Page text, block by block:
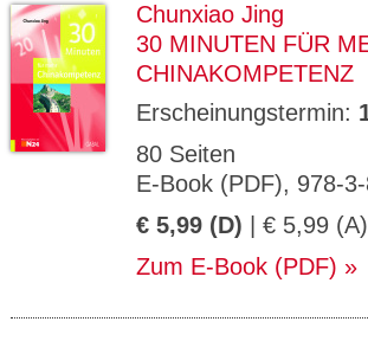
Chunxiao Jing
30 MINUTEN FÜR
CHINAKOMPETENZ
Erscheinungstermin:
80 Seiten
E-Book (PDF), 978-
€ 5,99 (D) | € 5,99 (A)
Zum E-Book (PDF)